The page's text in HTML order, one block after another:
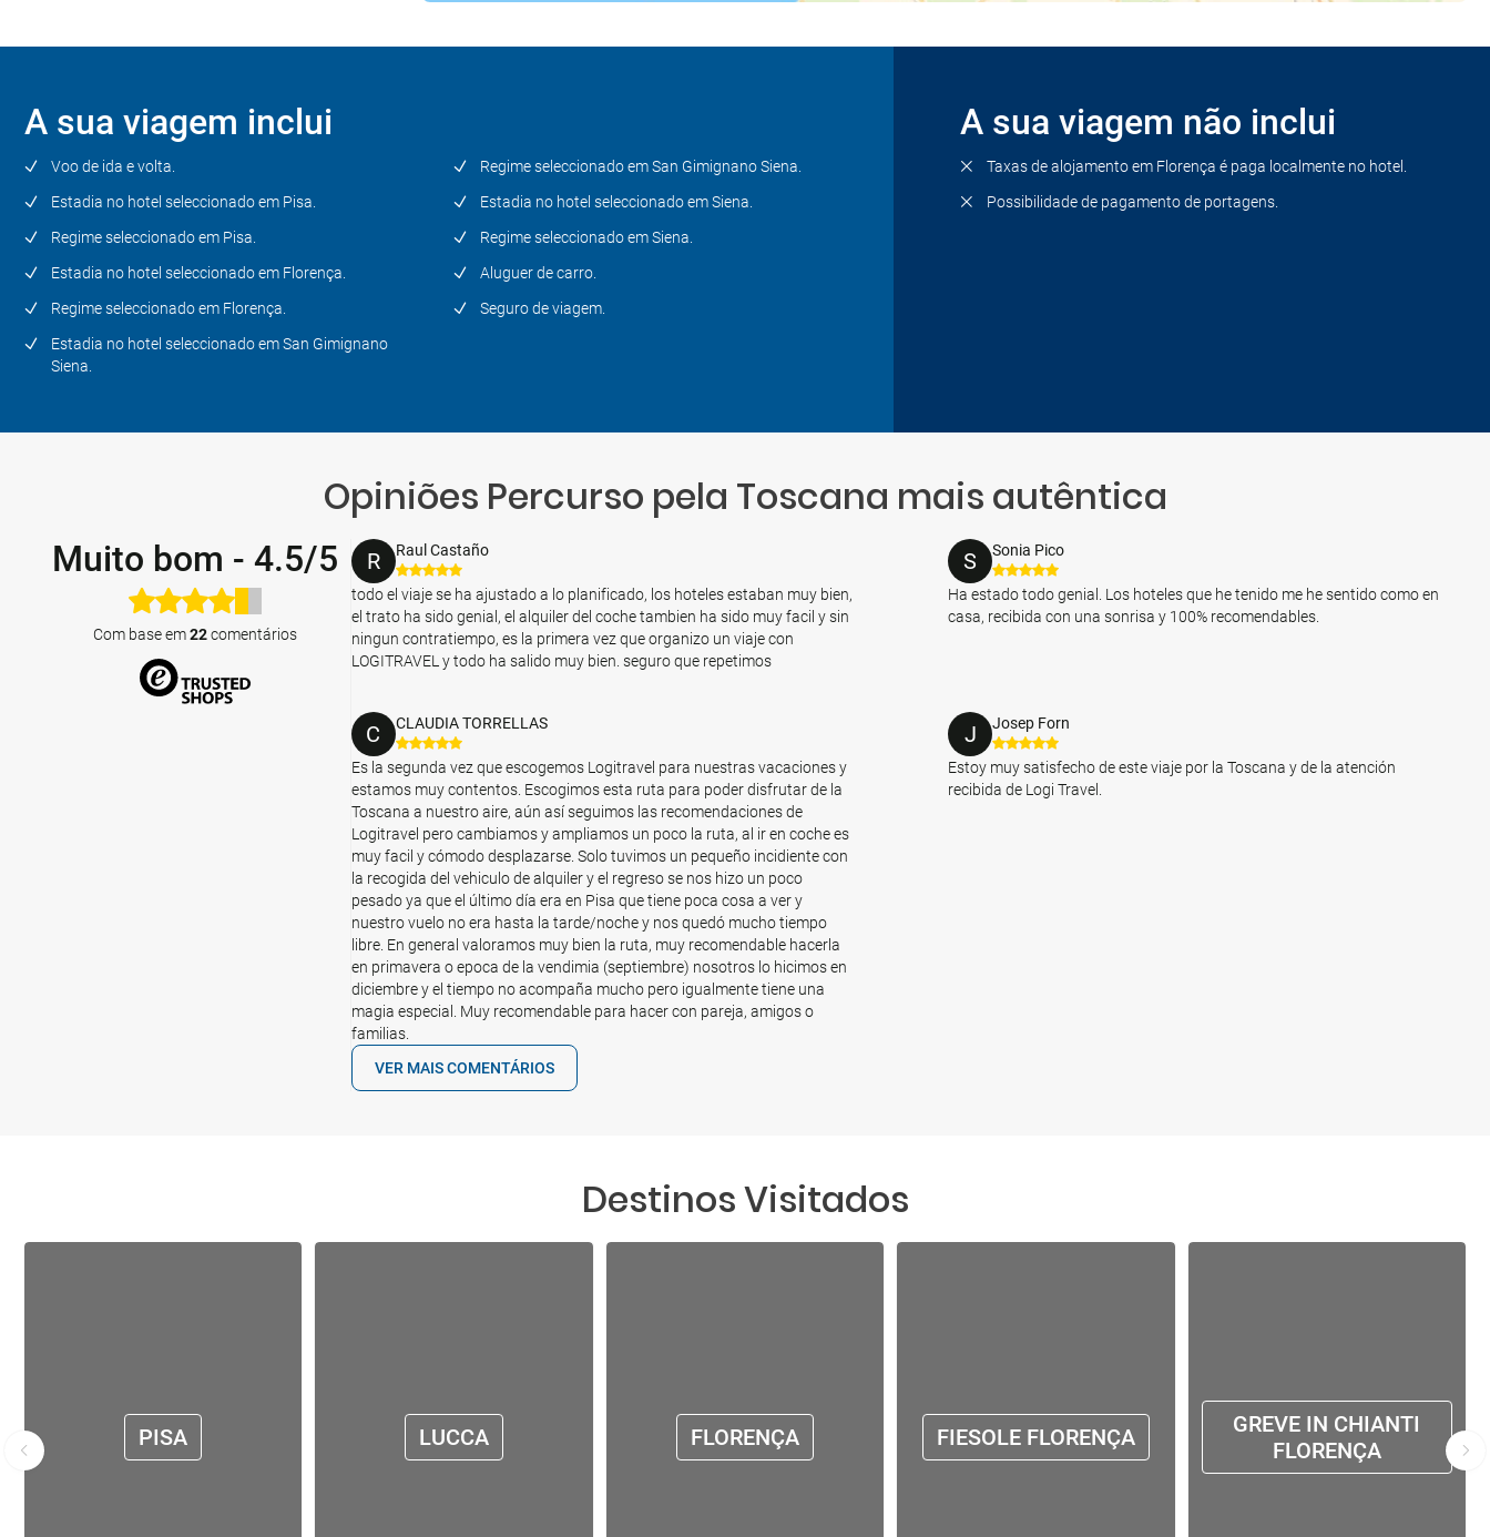
Dia 8
Siena - Sul da Toscana
(Montalcino - Pienza -
Montepulciano) - Arezzo - Pisa
Dia 9
A sua viagem inclui
Voo de ida e volta.
Estadia no hotel seleccionado em Pisa.
Regime seleccionado em Pisa.
Estadia no hotel seleccionado em Florença.
Regime seleccionado em Florença.
Estadia no hotel seleccionado em San Gimignano
Siena.
Regime seleccionado em San Gimignano Siena.
Estadia no hotel seleccionado em Siena.
Regime seleccionado em Siena.
Aluguer de carro.
Seguro de viagem.
A sua viagem não inclui
Taxas de alojamento em Florença é paga localmente no hotel.
Possibilidade de pagamento de portagens.
Opiniões Percurso pela Toscana mais autêntica
Muito bom - 4.5/5
Com base em22comentários
R Raul Castaño
todo el viaje se ha ajustado a lo planificado, los hoteles estaban muy bien,
el trato ha sido genial, el alquiler del coche tambien ha sido muy facil y sin
ningun contratiempo, es la primera vez que organizo un viaje con
LOGITRAVEL y todo ha salido muy bien. seguro que repetimos
S Sonia Pico
Ha estado todo genial. Los hoteles que he tenido me he sentido como en
casa, recibida con una sonrisa y 100% recomendables.
C CLAUDIA TORRELLAS
Es la segunda vez que escogemos Logitravel para nuestras vacaciones y
estamos muy contentos. Escogimos esta ruta para poder disfrutar de la
Toscana a nuestro aire, aún así seguimos las recomendaciones de
Logitravel pero cambiamos y ampliamos un poco la ruta, al ir en coche es
muy facil y cómodo desplazarse. Solo tuvimos un pequeño incidiente con
la recogida del vehiculo de alquiler y el regreso se nos hizo un poco
pesado ya que el último día era en Pisa que tiene poca cosa a ver y
nuestro vuelo no era hasta la tarde/noche y nos quedó mucho tiempo
libre. En general valoramos muy bien la ruta, muy recomendable hacerla
en primavera o epoca de la vendimia (septiembre) nosotros lo hicimos en
diciembre y el tiempo no acompaña mucho pero igualmente tiene una
magia especial. Muy recomendable para hacer con pareja, amigos o
familias.
J Josep Forn
Estoy muy satisfecho de este viaje por la Toscana y de la atención
recibida de Logi Travel.
VER MAIS COMENTÁRIOS
Destinos Visitados
PISA LUCCA FLORENÇA FIESOLE FLORENÇA
GREVE IN CHIANTI
FLORENÇA